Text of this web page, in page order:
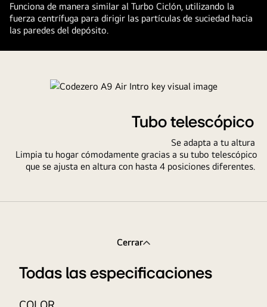
Funciona de manera similar al Turbo Ciclón, utilizando la
fuerza centrífuga para dirigir las partículas de suciedad hacia
las paredes del depósito.
Tubo telescópico
Se adapta a tu altura
Limpia tu hogar cómodamente gracias a su tubo telescópico
que se ajusta en altura con hasta 4 posiciones diferentes.
Cerrar
Todas las especificaciones